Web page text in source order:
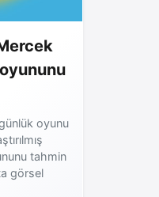
oyunu
tahmin
görsel